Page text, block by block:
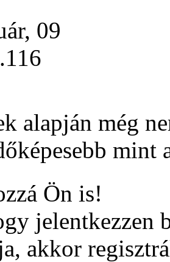
09
alapján még
mint
Ön is!
jelentkezzen
akkor